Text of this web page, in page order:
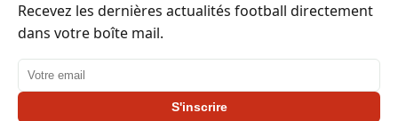
Recevez les dernières actualités football directement
dans votre boîte mail.
Adresse email
S'inscrire